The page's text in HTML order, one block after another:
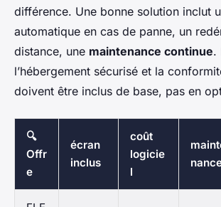
différence. Une bonne solution inclut
automatique en cas de panne, un
distance, une maintenance continue.
l’hébergement sécurisé et la
doivent être inclus de base, pas en
🔍
Offr
e
écran
inclus
coût
logicie
l